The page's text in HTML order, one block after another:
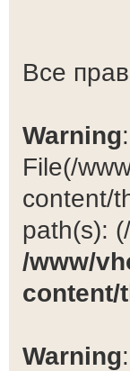
Все
Warning
File(/
content/
path(s):
/www/
content/
Warning